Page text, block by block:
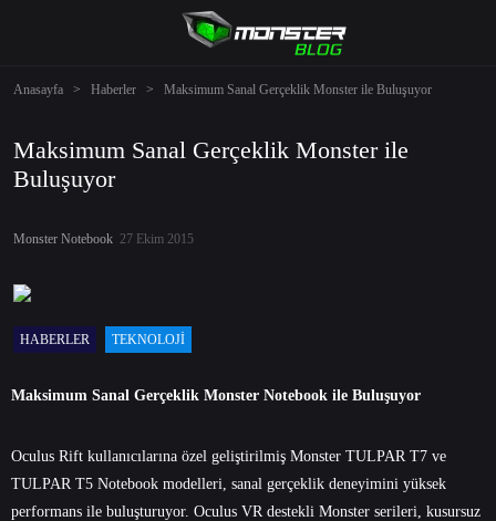
Anasayfa > Haberler > Maksimum Sanal Gerçeklik Monster ile Buluşuyor
Maksimum Sanal Gerçeklik Monster ile
Buluşuyor
Monster Notebook 27 Ekim 2015
HABERLER TEKNOLOJI
Maksimum Sanal Gerçeklik Monster Notebook ile Buluşuyor
Oculus Rift kullanıcılarına özel geliştirilmiş Monster TULPAR T7 ve
TULPAR T5 Notebook modelleri, sanal gerçeklik deneyimini yüksek
performans ile buluşturuyor. Oculus VR destekli Monster serileri, kusursuz